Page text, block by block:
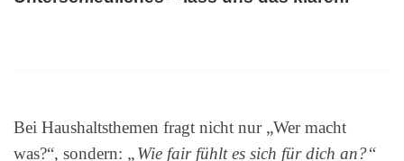
Bei Haushaltsthemen fragt nicht nur „Wer macht
was?“, sondern: „Wie fair fühlt es sich für dich an?“